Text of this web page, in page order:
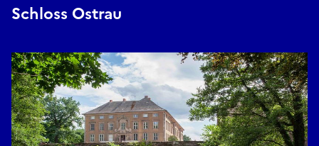
Schloss Ostrau